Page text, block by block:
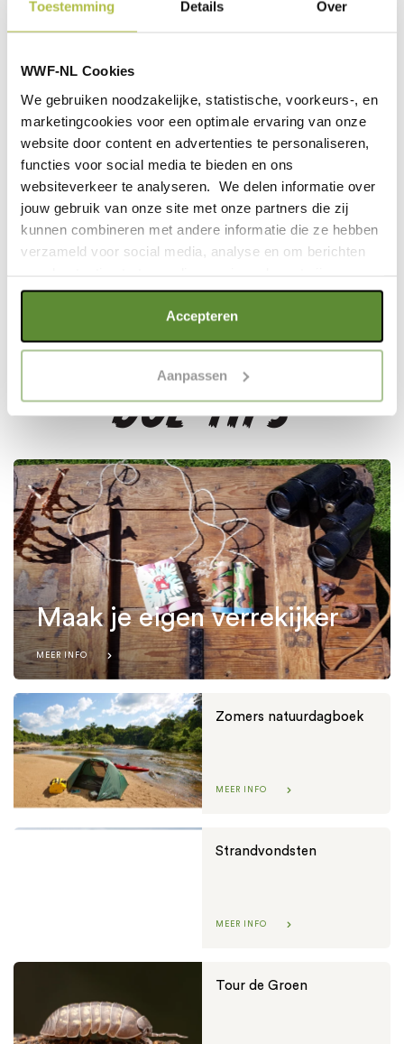
Toestemming Details Over
WWF-NL Cookies
We gebruiken noodzakelijke, statistische, voorkeurs-, en
marketingcookies voor een optimale ervaring van onze
website door content en advertenties te personaliseren,
functies voor social media te bieden en ons
websiteverkeer te analyseren. We delen informatie over
jouw gebruik van onze site met onze partners die zij
kunnen combineren met andere informatie die ze hebben
verzameld voor social media, analyse en om berichten
Als je op "Alle cookies accepteren" klikt, ga je akkoord
met een optimaal gebruik van de website. Als je niet alle
"selectie toestaan" of "alleen noodzakelijke cookies", wat
wel gevolgen kan hebben voor de gebruiksvriendelijkheid
van de website. Voor meer inzage in de cookies klik dan
onzeCookie Policy.
Accepteren
Aanpassen
worden.
TIP!
Plastic rapen is net schatzoeken: je vindt de gekste
dingen! Van het opruimen kun je dus ook een leuk
spelletje maken. Doe bijvoorbeeld een wedstrijdje wie
de meeste verschillende dingen vindt. Of kijk wie het
BEKIJK OOK DEZE
DOE-TIPS
Maak je eigen verrekijker
MEER INFO
Zomers natuurdagboek
MEER INFO
Strandvondsten
MEER INFO
Tour de Groen